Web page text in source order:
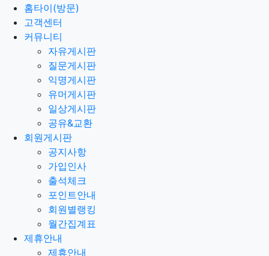
홈타이(방문)
고객센터
커뮤니티
자유게시판
질문게시판
익명게시판
유머게시판
일상게시판
공유&교환
회원게시판
공지사항
가입인사
출석체크
포인트안내
회원별랭킹
월간집계표
제휴안내
제휴안내